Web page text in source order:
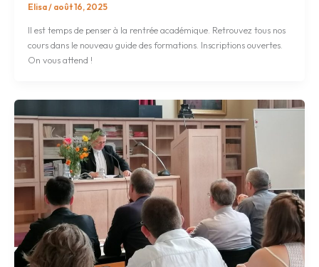
Elisa / août 16, 2025
Il est temps de penser à la rentrée académique. Retrouvez tous nos
cours dans le nouveau guide des formations. Inscriptions ouvertes.
On vous attend !